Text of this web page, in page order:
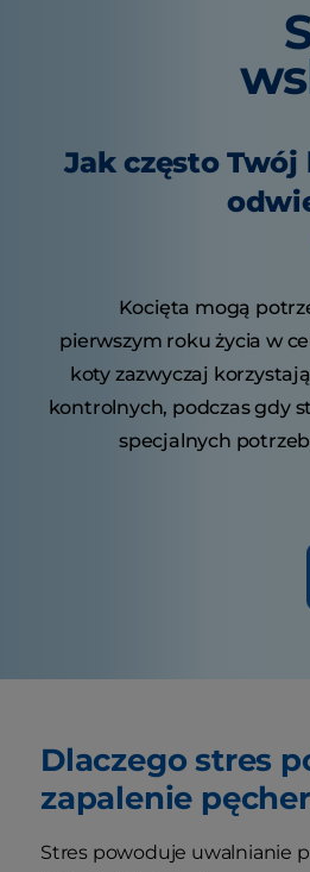
Jak często
Kocięta mogą
pierwszym roku życia w
koty zazwyczaj
kontrolnych, podczas gdy
specjalnych
Dlaczego stres
zapalenie
Stres powoduje uwalnianie